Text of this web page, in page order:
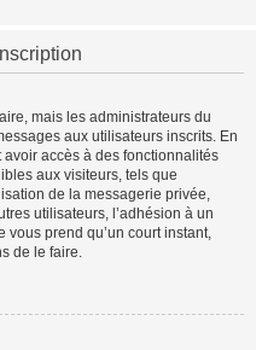
mais les administrateurs du
aux utilisateurs inscrits. En
accès à des fonctionnalités
aux visiteurs, tels que
de la messagerie privée,
utilisateurs, l’adhésion à un
vous prend qu’un court instant,
de le faire.